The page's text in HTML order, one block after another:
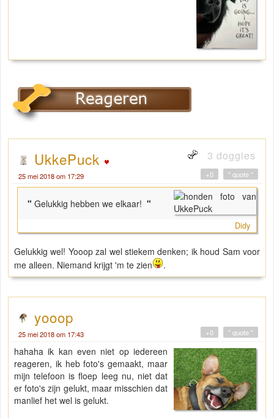
UkkePuck 3 doggies
25 mei 2018 om 17:29 " quote "
+0
" Gelukkig hebben we elkaar! "
Didy
Gelukkig wel! Yooop zal wel stiekem denken; ik houd Sam voor
me alleen. Niemand krijgt 'm te zien
.
yooop
25 mei 2018 om 17:43 " quote "
+0
hahaha ik kan even niet op iedereen
reageren, ik heb foto's gemaakt, maar
mijn telefoon is floep leeg nu, niet dat
er foto's zijn gelukt, maar misschien dat
manlief het wel is gelukt.